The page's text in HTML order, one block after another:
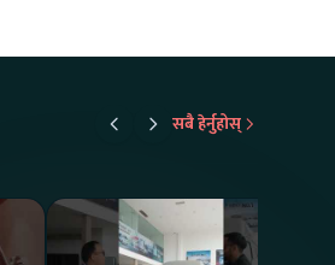
सबै हेर्नुहोस्